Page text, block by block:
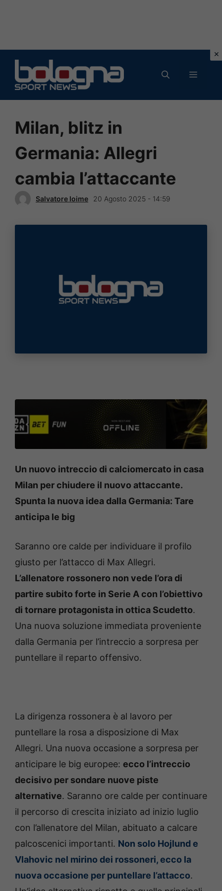
contenuto
MENU
Milan, blitz in
Germania: Allegri
cambia l’attaccante
Salvatore Ioime 20 Agosto 2025 - 14:59
Un nuovo intreccio di calciomercato in casa
Milan per chiudere il nuovo attaccante.
Spunta la nuova idea dalla Germania: Tare
anticipa le big
Saranno ore calde per individuare il profilo
giusto per l’attacco di Max Allegri.
L’allenatore rossonero non vede l’ora di
partire subito forte in Serie A con l’obiettivo
di tornare protagonista in ottica Scudetto.
Una nuova soluzione immediata proveniente
dalla Germania per l’intreccio a sorpresa per
puntellare il reparto offensivo.
La dirigenza rossonera è al lavoro per
puntellare la rosa a disposizione di Max
Allegri. Una nuova occasione a sorpresa per
anticipare le big europee: ecco l’intreccio
decisivo per sondare nuove piste
alternative. Saranno ore calde per continuare
il percorso di crescita iniziato ad inizio luglio
con l’allenatore del Milan, abituato a calcare
palcoscenici importanti. Non solo Hojlund e
Vlahovic nel mirino dei rossoneri, ecco la
nuova occasione per puntellare l’attacco.